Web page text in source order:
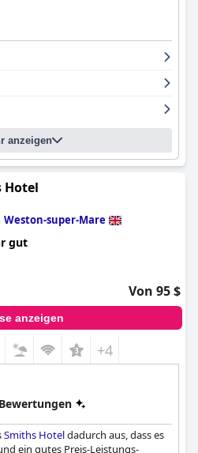
anzeigen
Hotel
Weston-super-Mare
gut
Von 95 $
anzeigen
+4
Smiths Hoteldadurch aus, dass es
ein gutes Preis-Leistungs-